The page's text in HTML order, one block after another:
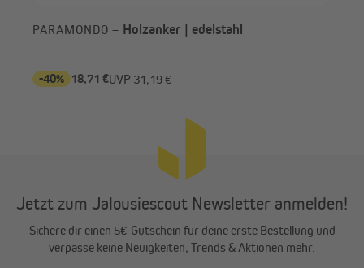
PARAMONDO – Holzanker | edelstahl
-40% 18,71 €UVP 31,19 €
Jetzt zum Jalousiescout Newsletter anmelden!
Sichere dir einen 5€-Gutschein für deine erste Bestellung und
verpasse keine Neuigkeiten, Trends & Aktionen mehr.